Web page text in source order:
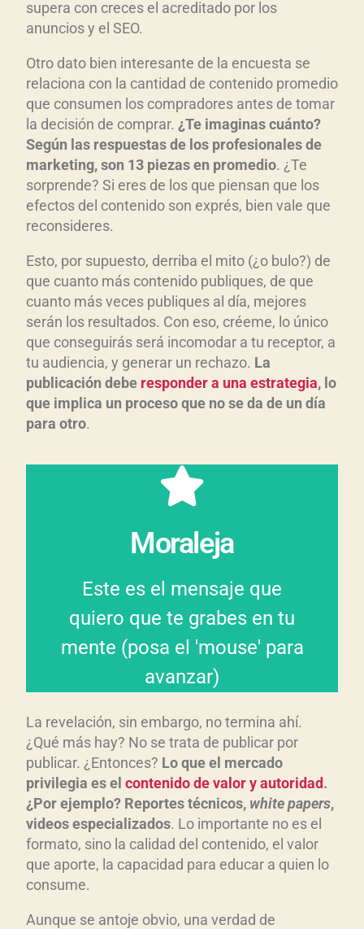
supera con creces el acreditado por los
anuncios y el SEO.
Otro dato bien interesante de la encuesta se
relaciona con la cantidad de contenido promedio
que consumen los compradores antes de tomar
la decisión de comprar. ¿Te imaginas cuánto?
Según las respuestas de los profesionales de
marketing, son 13 piezas en promedio. ¿Te
sorprende? Si eres de los que piensan que los
efectos del contenido son exprés, bien vale que
reconsideres.
Esto, por supuesto, derriba el mito (¿o bulo?) de
que cuanto más contenido publiques, de que
cuanto más veces publiques al día, mejores
serán los resultados. Con eso, créeme, lo único
que conseguirás será incomodar a tu receptor, a
tu audiencia, y generar un rechazo. La
publicación debe responder a una estrategia, lo
que implica un proceso que no se da de un día
para otro.
Moraleja
Este es el mensaje que
quiero que te grabes en tu
mente (posa el 'mouse' para
avanzar)
El resultado del contenido de
valor son las interacciones
de calidad, las
conversaciones reales,
humanas, llenas de emoción.
simples 'likes'.
La revelación, sin embargo, no termina ahí.
¿Qué más hay? No se trata de publicar por
publicar. ¿Entonces? Lo que el mercado
privilegia es el contenido de valor y autoridad.
¿Por ejemplo? Reportes técnicos, white papers,
videos especializados. Lo importante no es el
formato, sino la calidad del contenido, el valor
que aporte, la capacidad para educar a quien lo
consume.
Aunque se antoje obvio, una verdad de